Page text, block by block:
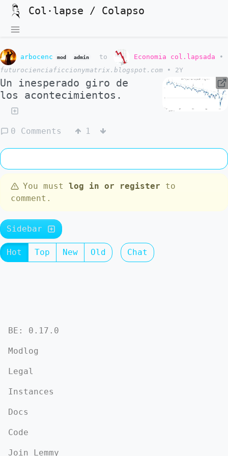
Col·lapse / Colapso
arbocenc mod admin to Economia col.lapsada
•
futurocienciaficcionymatrix.blogspot.com
• 2Y
Un inesperado giro de
los acontecimientos.
0 Comments 1
You must log in or register to
comment.
Sidebar
Hot Top New Old Chat
BE: 0.17.0
Modlog
Legal
Instances
Docs
Code
Join Lemmy